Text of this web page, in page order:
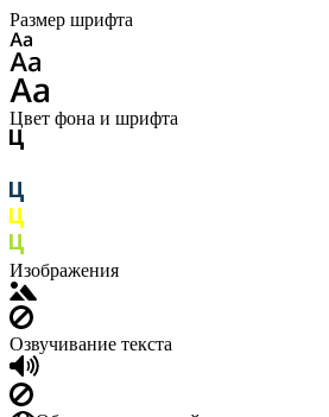
Размер шрифта
Цвет фона и шрифта
Изображения
Озвучивание текста